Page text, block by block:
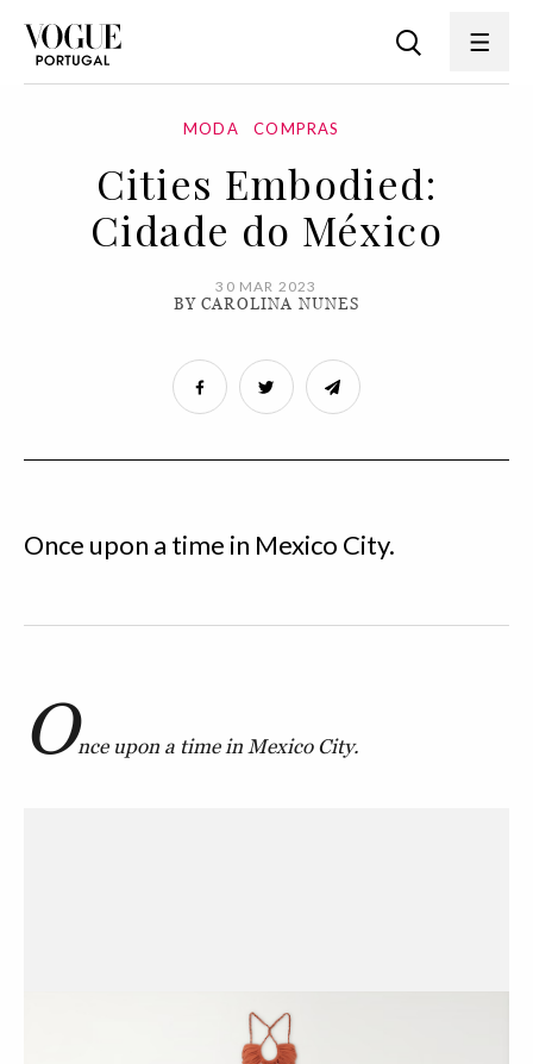
MODA COMPRAS
Cities Embodied:
Cidade do México
30 MAR 2023
BY CAROLINA NUNES
Once upon a time in Mexico City.
Once upon a time in Mexico City.